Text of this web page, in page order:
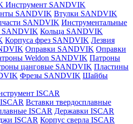
Инструмент SANDVIK
SANDVIK Втулки SANDVIK
SANDVIK Инструментальные
Кольца SANDVIK
Корпуса фрез SANDVIK Лезвия
Оправки SANDVIK Оправки
Weldon SANDVIK Патроны
цанговые SANDVIK Пластины
Фрезы SANDVIK Шайбы
ISCAR
Вставки твердосплавные
ISCAR Державки ISCAR
ISCAR Корпус сверла ISCAR